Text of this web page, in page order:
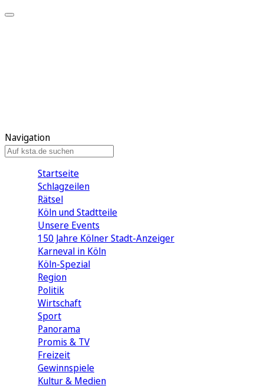
Navigation
Startseite
Schlagzeilen
Rätsel
Köln und Stadtteile
Unsere Events
150 Jahre Kölner Stadt-Anzeiger
Karneval in Köln
Köln-Spezial
Region
Politik
Wirtschaft
Sport
Panorama
Promis & TV
Freizeit
Gewinnspiele
Kultur & Medien